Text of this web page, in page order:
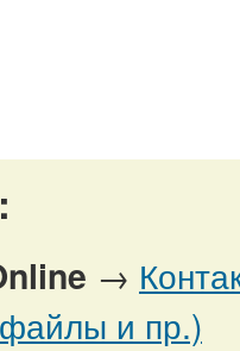
→
и пр.)